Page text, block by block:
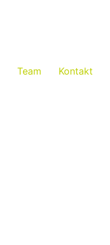
Team Kontakt